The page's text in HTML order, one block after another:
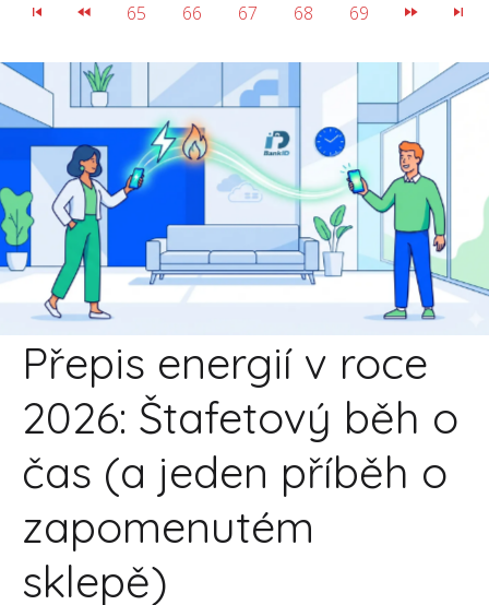
65 66 67 68 69
Přepis energií v roce
2026: Štafetový běh o
čas (a jeden příběh o
zapomenutém
sklepě)